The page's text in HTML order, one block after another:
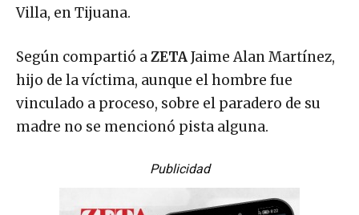
Villa, en Tijuana.
Según compartió aZETAJaime Alan Martínez,
hijo de la víctima, aunque el hombre fue
vinculado a proceso, sobre el paradero de su
madre no se mencionó pista alguna.
Publicidad